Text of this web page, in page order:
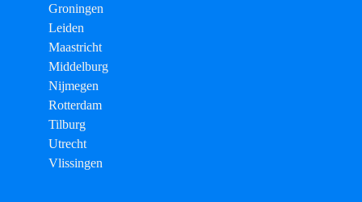
Groningen
Leiden
Maastricht
Middelburg
Nijmegen
Rotterdam
Tilburg
Utrecht
Vlissingen